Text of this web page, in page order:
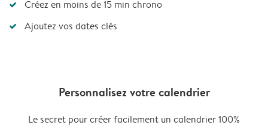
Créez en moins de 15 min chrono
Ajoutez vos dates clés
Personnalisez votre calendrier
Le secret pour créer facilement un calendrier 100%